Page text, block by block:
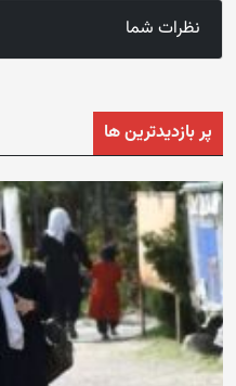
نظرات شما
پر بازدیدترین ها